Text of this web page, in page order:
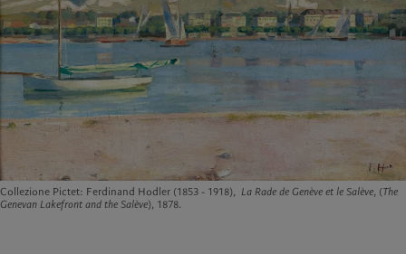
Collezione Pictet: Ferdinand Hodler (1853 - 1918), La Rade de Genève et le Salève, (The
Genevan Lakefront and the Salève), 1878.